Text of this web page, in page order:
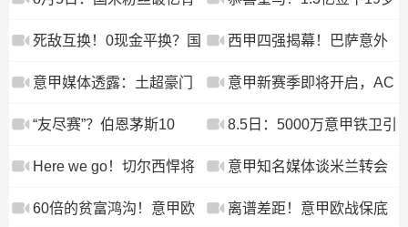
意甲一路打到德甲
后，意甲三豪门差距值得
细看
“德甲过人王”，即将登陆伯
纳乌！
死敌互换！0现金平换？国
米尤文这笔交易背后，藏
着意甲最残酷的财务账本
西甲四强揭幕！巴萨意外
落败，穆帅回归皇马喜获
佳绩，马竞遭遇败仗
意甲媒体透露：土超豪门
加拉塔萨雷还没有放弃追
逐莱奥，米兰开价6000万
欧元
意甲新赛季即将开启，AC
米兰人事变动引关注
“友尽赛”？伯恩茅斯10 8.5日：5000万意甲铁卫引
发英超！纽卡热刺谁能拿
下斯卡尔维尼？
Here we go！切尔西悍将
离队
意甲知名媒体谈米兰转会
情况：托莫里被挂牌，埃
60倍的贫富鸿沟！意甲欧 离谱差距！意甲欧战保底